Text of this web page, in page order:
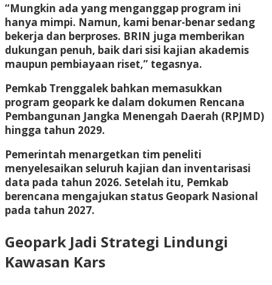
“Mungkin ada yang menganggap program ini
hanya mimpi. Namun, kami benar-benar sedang
bekerja dan berproses. BRIN juga memberikan
dukungan penuh, baik dari sisi kajian akademis
maupun pembiayaan riset,” tegasnya.
Pemkab Trenggalek bahkan memasukkan
program geopark ke dalam dokumen Rencana
Pembangunan Jangka Menengah Daerah (RPJMD)
hingga tahun 2029.
Pemerintah menargetkan tim peneliti
menyelesaikan seluruh kajian dan inventarisasi
data pada tahun 2026. Setelah itu, Pemkab
berencana mengajukan status Geopark Nasional
pada tahun 2027.
Geopark Jadi Strategi Lindungi
Kawasan Kars